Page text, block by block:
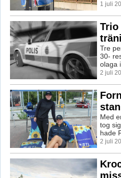
1 juli
Tre
30-
olaga
2 juli
stan
Med
tog
hade
2 juli